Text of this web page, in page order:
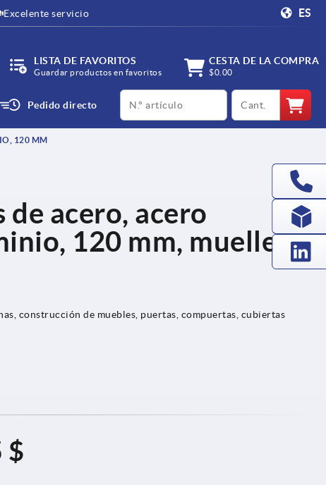
Excelente servicio ES
LISTA DE FAVORITOS
Guardar productos en favoritos
CESTA DE LA COMPRA
$0.00
Pedido directo
productCode qty
120 MM
de acero, acero
120 mm, muelle
construcción de muebles, puertas, compuertas, cubiertas
$